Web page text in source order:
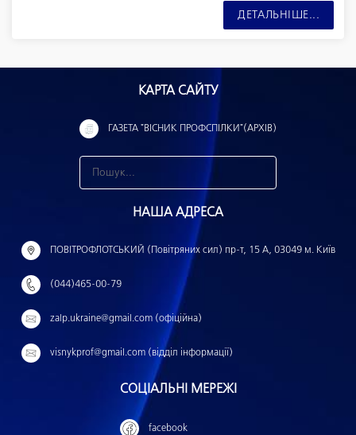
ДЕТАЛЬНІШЕ...
КАРТА САЙТУ
ГАЗЕТА "ВІСНИК ПРОФСПІЛКИ"(АРХІВ)
н
й
:
НАША АДРЕСА
ПОВІТРОФЛОТСЬКИЙ (Повітряних сил) пр-т, 15 А, 03049 м. Київ
(044)465-00-79
zalp.ukraine@gmail.com (офіційна)
visnykprof@gmail.com (відділ інформації)
СОЦІАЛЬНІ МЕРЕЖІ
facebook